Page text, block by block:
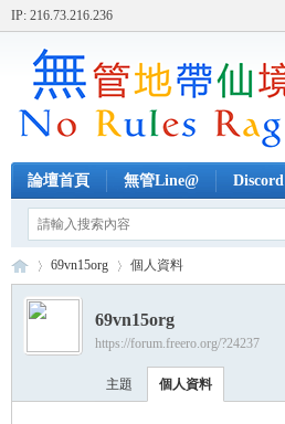
IP: 216.73.216.236
論壇首頁 無管Line@ Discord
›
69vn15org 個人資料
69vn15org
https://forum.freero.org/?24237
主題 個人資料